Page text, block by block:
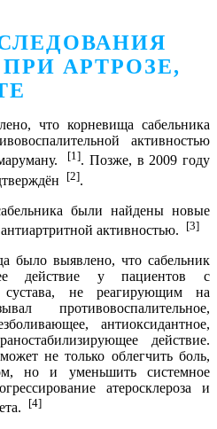
АРТРОЗЕ,
что корневища сабельника
активностью
[1]. Позже, в 2009 году
[2].
были найдены новые
активностью.
[3]
было выявлено, что сабельник
действие у пациентов с
сустава, не реагирующим на
противовоспалительное,
антиоксидантное,
действие.
не только облегчить боль,
но и уменьшить системное
атеросклероза и
[4]